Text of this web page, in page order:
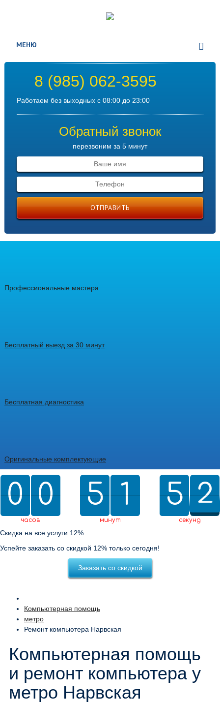
МЕНЮ
8 (985) 062-3595
Работаем без выходных с 08:00 до 23:00
Обратный звонок
перезвоним за 5 минут
ОТПРАВИТЬ
Профессиональные мастера
Бесплатный выезд за 30 минут
Бесплатная диагностика
Оригинальные комплектующие
0
0 0
0
часов
5
5 2
1
1
2
минут
0
5
5
0 2
1
1
2
секунд
Скидка на все услуги 12%
Успейте заказать со скидкой 12% только сегодня!
Заказать со скидкой
Компьютерная помощь
метро
Ремонт компьютера Нарвская
Компьютерная помощь
и ремонт компьютера у
метро Нарвская